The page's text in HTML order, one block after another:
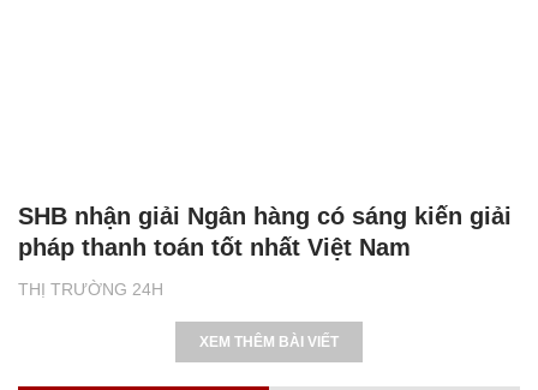
THỊ TRƯỜNG 24H
SHB nhận giải Ngân hàng có sáng kiến giải
pháp thanh toán tốt nhất Việt Nam
XEM THÊM BÀI VIẾT